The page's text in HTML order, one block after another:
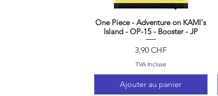
Aperçu rapide
One Piece - Adventure on KAMI's
Island - OP-15 - Booster - JP
Prix
3,90 CHF
TVA Incluse
Ajouter au panier